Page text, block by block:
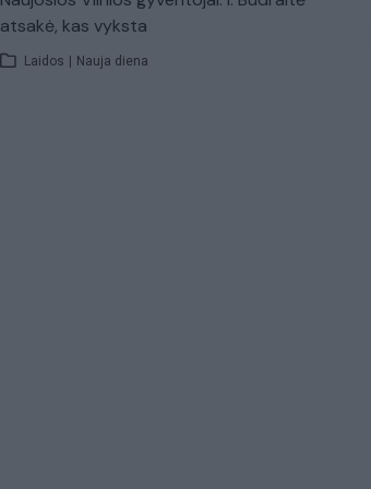
atsakė, kas vyksta
Laidos | Nauja diena